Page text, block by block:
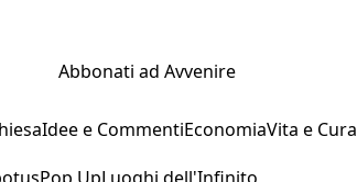
Abbonati ad Avvenire
Idee e CommentiEconomiaVita e Cura
Pop UpLuoghi dell'Infinito